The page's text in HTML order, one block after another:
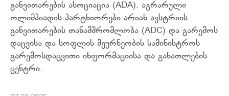
განვითარების ასოციაცია (ADA). აგრარული
ოლიმპიადის პარტნიორები არიან ავსტრიის
განვითარების თანამშრომლობა (ADC) და გარემოს
დაცვისა და სოფლის მეურნეობის სამინისტროს
გარემოსდაცვითი ინფორმაციისა და განათლების
ცენტრი.